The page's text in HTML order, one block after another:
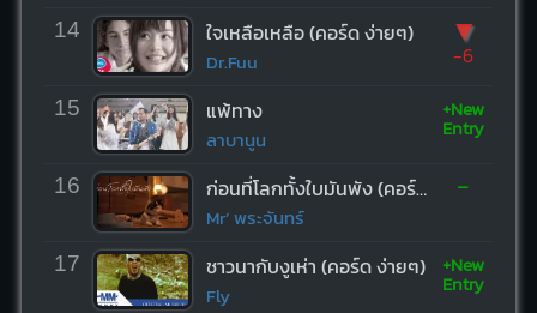
14 ใจเหลือเหลือ (คอร์ด ง่ายๆ)
Dr.Fuu
▼
-6
15 แพ้ทาง
ลาบานูน
+New
Entry
16 ก่อนที่โลกทั้งใบมันพัง (คอร์ด ง่ายๆ)
Mr’ พระจันทร์
-
17 ชาวนากับงูเห่า (คอร์ด ง่ายๆ)
Fly
+New
Entry